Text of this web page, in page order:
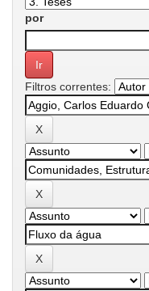
por
Filtros correntes: